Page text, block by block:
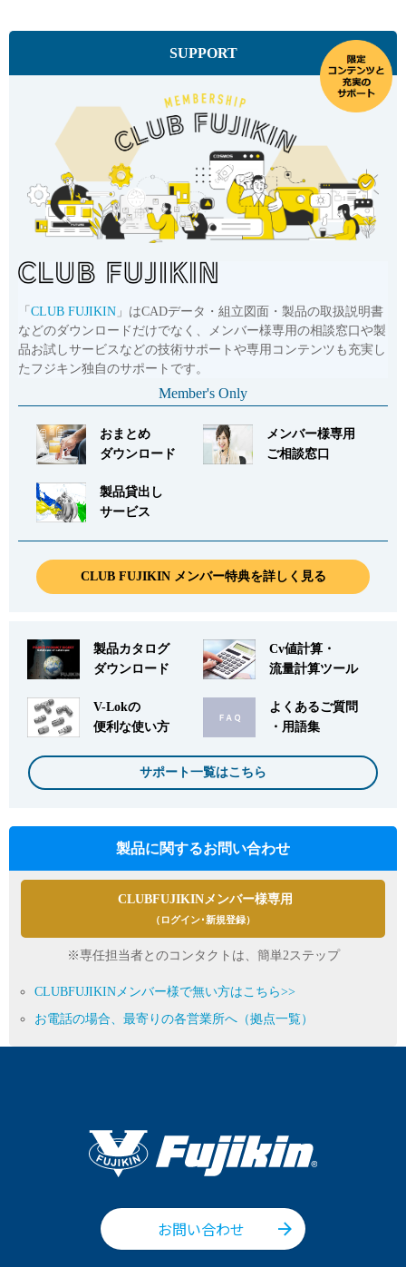
SUPPORT
「 CLUB FUJIKIN 」はCADデータ・組立図面・製品の取扱説明書
などのダウンロードだけでなく、メンバー様専用の相談窓口や製
品お試しサービスなどの技術サポートや専用コンテンツも充実し
たフジキン独自のサポートです。
Member's Only
おまとめ
ダウンロード
メンバー様専用
ご相談窓口
製品貸出し
サービス
CLUB FUJIKIN メンバー特典を詳しく見る
製品カタログ
ダウンロード
Cv値計算・
流量計算ツール
V-Lokの
便利な使い方
よくあるご質問
・用語集
サポート一覧はこちら
製品に関するお問い合わせ
CLUBFUJIKINメンバー様専用
（ログイン･新規登録）
※専任担当者とのコンタクトは、簡単2ステップ
CLUBFUJIKINメンバー様で無い方はこちら>>
お電話の場合、最寄りの各営業所へ（拠点一覧）
お問い合わせ